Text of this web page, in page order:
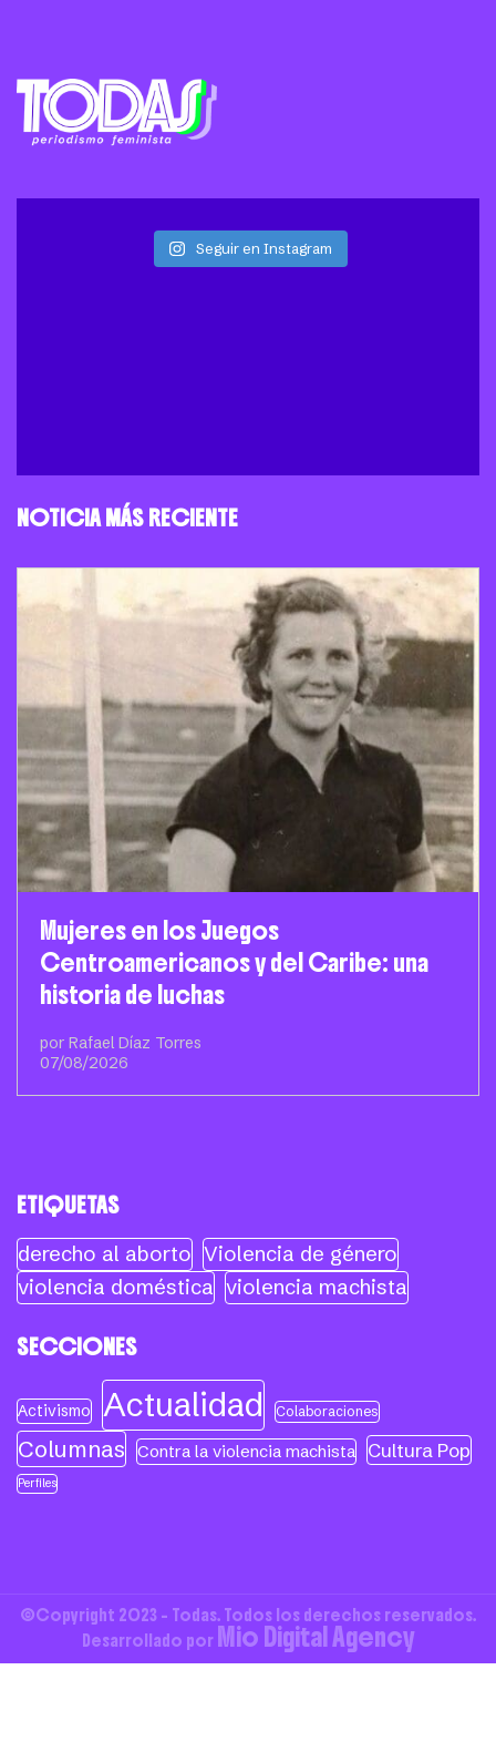
Seguir en Instagram
NOTICIA MÁS RECIENTE
Mujeres en los Juegos
Centroamericanos y del Caribe: una
historia de luchas
por Rafael Díaz Torres
07/08/2026
ETIQUETAS
derecho al aborto Violencia de género
violencia doméstica violencia machista
SECCIONES
Activismo Actualidad Colaboraciones
Columnas Contra la violencia machista Cultura Pop
Perfiles
©Copyright 2023 - Todas. Todos los derechos reservados.
Desarrollado por Mio Digital Agency